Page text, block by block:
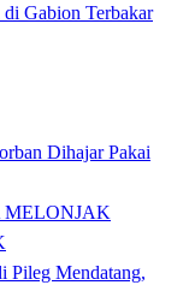
Gabion Terbakar
Dihajar Pakai
MELONJAK
Pileg Mendatang,